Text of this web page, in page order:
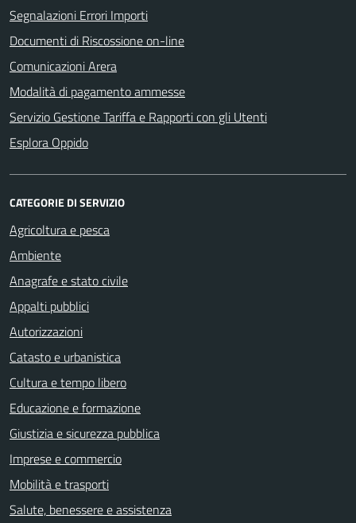
Segnalazioni Errori Importi
Documenti di Riscossione on-line
Comunicazioni Arera
Modalità di pagamento ammesse
Servizio Gestione Tariffa e Rapporti con gli Utenti
Esplora Oppido
CATEGORIE DI SERVIZIO
Agricoltura e pesca
Ambiente
Anagrafe e stato civile
Appalti pubblici
Autorizzazioni
Catasto e urbanistica
Cultura e tempo libero
Educazione e formazione
Giustizia e sicurezza pubblica
Imprese e commercio
Mobilità e trasporti
Salute, benessere e assistenza